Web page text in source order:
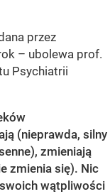
przez
– ubolewa prof.
Psychiatrii
(nieprawda, silny
zmieniają
zmienia się). Nic
wątpliwości